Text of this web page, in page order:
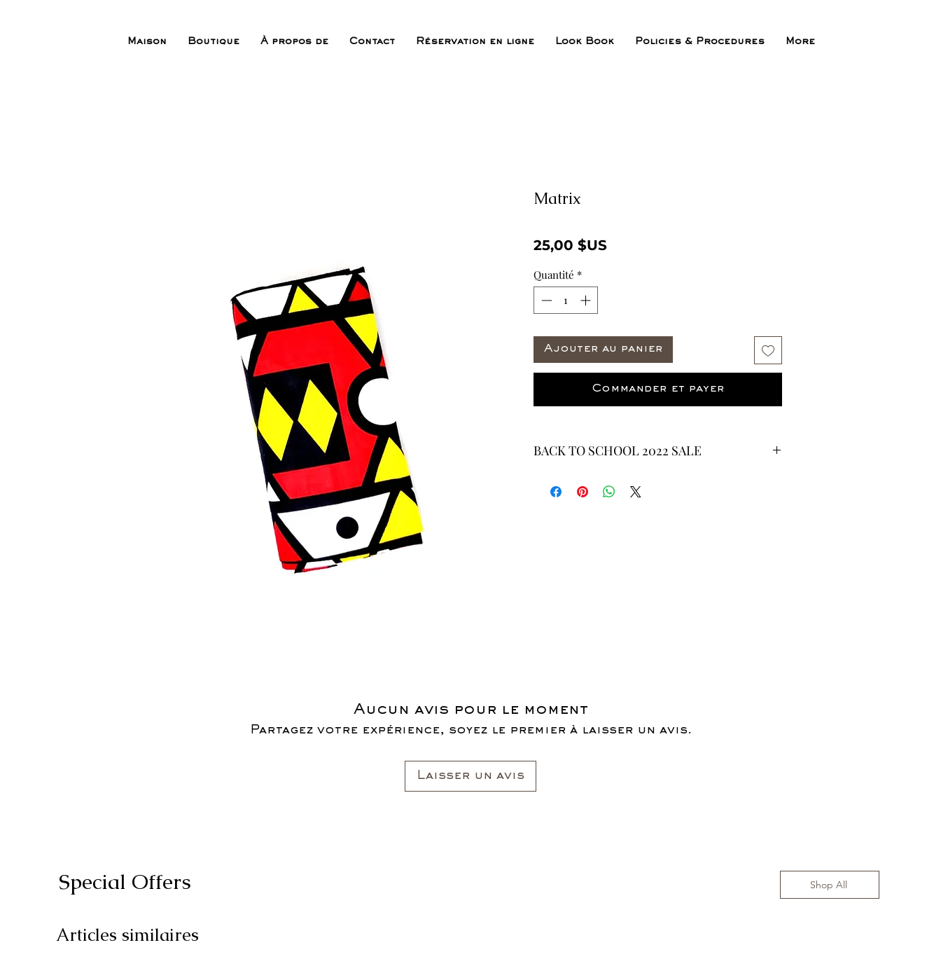
Maison Boutique À propos de Contact Réservation en ligne Look Book Policies & Procedures More
Matrix
25,00 $USPrix
Quantité *
Ajouter au panier
Commander et payer
BACK TO SCHOOL 2022 SALE
40% OFF - ALL SALES ARE FINAL*
Aucun avis pour le moment
Partagez votre expérience, soyez le premier à laisser un avis.
Laisser un avis
Special Offers Shop All
Articles similaires